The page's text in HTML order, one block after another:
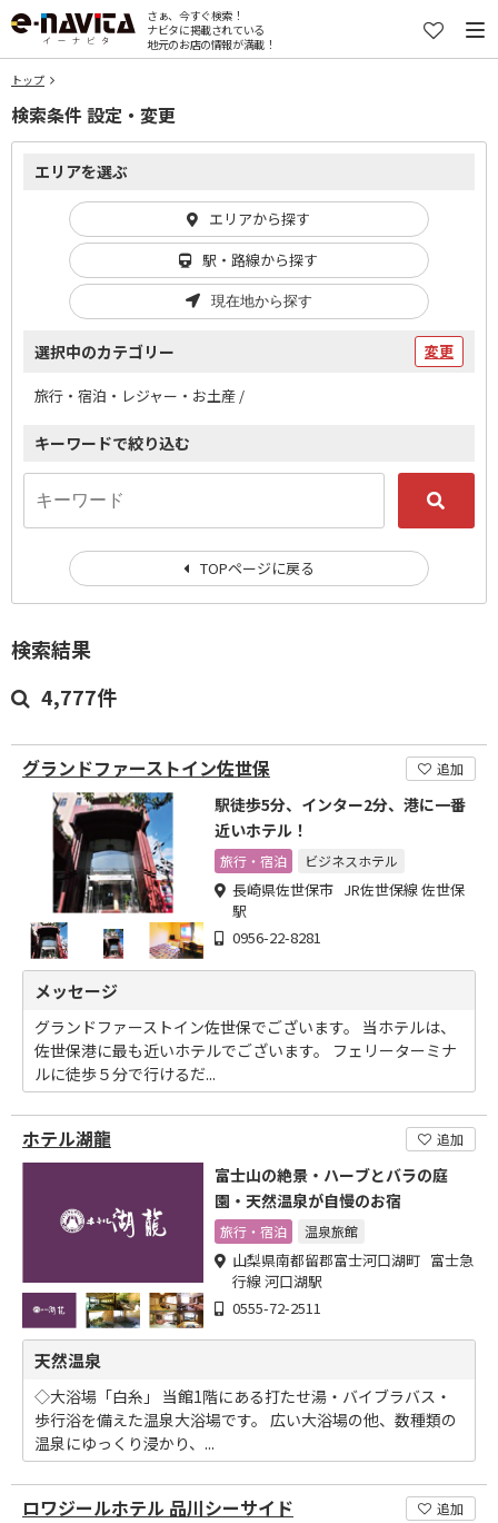
さぁ、今すぐ検索！
ナビタに掲載されている
地元のお店の情報が満載！
トップ
検索結果
4,777件
グランドファーストイン佐世保 追加
駅徒歩5分、インター2分、港に一番
近いホテル！
旅行・宿泊 ビジネスホテル
長崎県佐世保市 JR佐世保線 佐世保
駅
0956-22-8281
メッセージ
グランドファーストイン佐世保でございます。 当ホテルは、
佐世保港に最も近いホテルでございます。 フェリーターミナ
ルに徒歩５分で行けるだ...
ホテル湖龍 追加
富士山の絶景・ハーブとバラの庭
園・天然温泉が自慢のお宿
旅行・宿泊 温泉旅館
山梨県南都留郡富士河口湖町 富士急
行線 河口湖駅
0555-72-2511
天然温泉
◇大浴場「白糸」 当館1階にある打たせ湯・バイブラバス・
歩行浴を備えた温泉大浴場です。 広い大浴場の他、数種類の
温泉にゆっくり浸かり、...
ロワジールホテル 品川シーサイド 追加
検索条件 設定・変更
エリアを選ぶ
エリアから探す
駅・路線から探す
現在地から探す
選択中のカテゴリー 変更
旅行・宿泊・レジャー・お土産 /
キーワードで絞り込む
TOPページに戻る